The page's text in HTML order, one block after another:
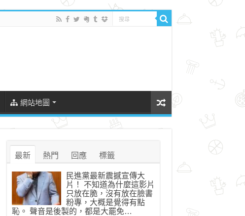
網站地圖
最新 熱門 回應 標籤
民進黨最新震撼宣傳大
片！ 不知道為什麼這影片
只放在脆，沒有放在臉書
粉專，大概是覺得有點
恥。 聲音是後製的，都是大罷免…